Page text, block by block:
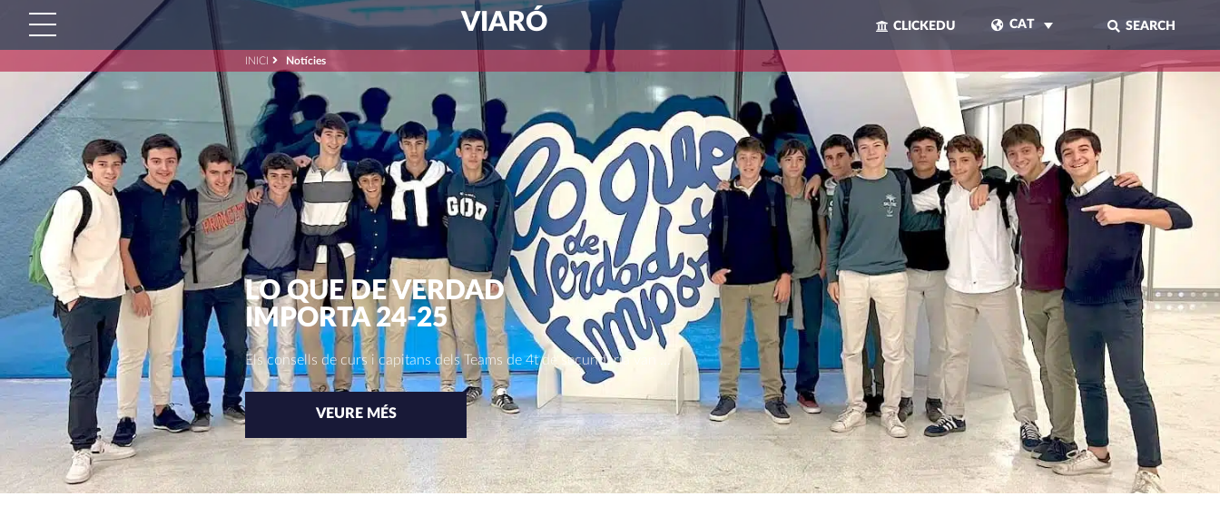
VIARÓ CLICKEDU CAT SEARCH
Cerca:'
TANCAR
INICI Notícies
LO QUE DE VERDAD
IMPORTA 24-25
Els consells de curs i capitans dels Teams de 4t de secundària van ...
VEURE MÉS